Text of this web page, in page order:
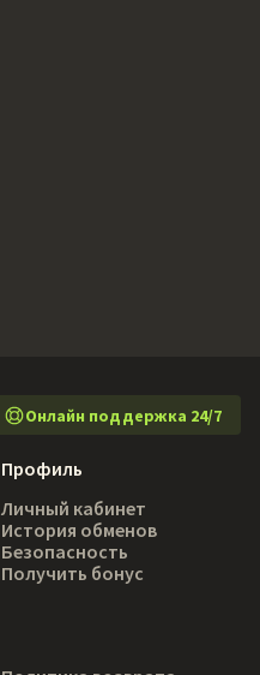
Онлайн поддержка 24/7
Профиль
Личный кабинет
История обменов
Безопасность
Получить бонус